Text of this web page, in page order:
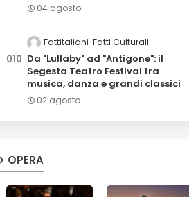
04 agosto
Fattitaliani Fatti Culturali
Da "Lullaby" ad "Antigone": il
Segesta Teatro Festival tra
musica, danza e grandi classici
02 agosto
OPERA